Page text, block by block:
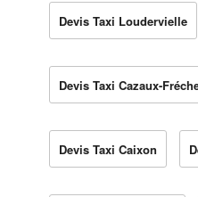
Devis Taxi Loudervielle
Devis Taxi Cazaux-
Devis Taxi Caixon